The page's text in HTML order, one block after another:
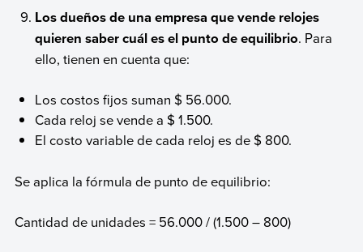
Los dueños de una empresa que vende relojes
quieren saber cuál es el punto de equilibrio. Para
ello, tienen en cuenta que:
Los costos fijos suman $ 56.000.
Cada reloj se vende a $ 1.500.
El costo variable de cada reloj es de $ 800.
Se aplica la fórmula de punto de equilibrio:
Cantidad de unidades = 56.000 / (1.500 – 800)